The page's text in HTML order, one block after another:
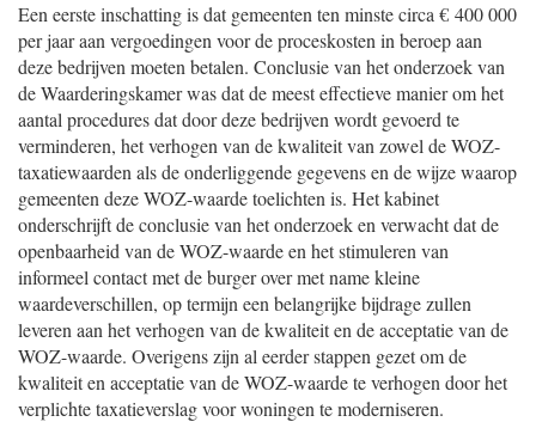
Een eerste inschatting is dat gemeenten ten minste circa € 400 000
per jaar aan vergoedingen voor de proceskosten in beroep aan
deze bedrijven moeten betalen. Conclusie van het onderzoek van
de Waarderingskamer was dat de meest effectieve manier om het
aantal procedures dat door deze bedrijven wordt gevoerd te
verminderen, het verhogen van de kwaliteit van zowel de WOZ-
taxatiewaarden als de onderliggende gegevens en de wijze waarop
gemeenten deze WOZ-waarde toelichten is. Het kabinet
onderschrijft de conclusie van het onderzoek en verwacht dat de
openbaarheid van de WOZ-waarde en het stimuleren van
informeel contact met de burger over met name kleine
waardeverschillen, op termijn een belangrijke bijdrage zullen
leveren aan het verhogen van de kwaliteit en de acceptatie van de
WOZ-waarde. Overigens zijn al eerder stappen gezet om de
kwaliteit en acceptatie van de WOZ-waarde te verhogen door het
verplichte taxatieverslag voor woningen te moderniseren.